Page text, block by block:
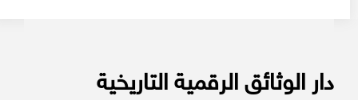
دار الوثائق الرقمية التاريخية